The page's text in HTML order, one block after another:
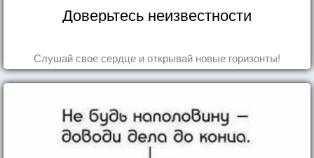
Доверьтесь неизвестности
Слушай свое сердце и открывай новые горизонты!